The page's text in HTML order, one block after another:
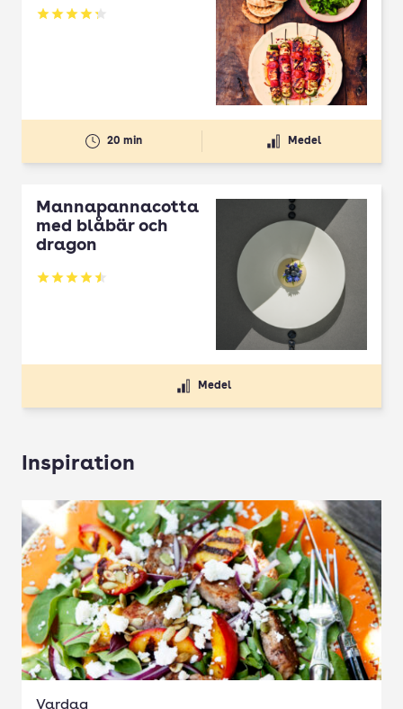
Betyg: 4.3 av 5
20 min Medel
Mannapannacotta
med blåbär och
dragon
Betyg: 4.5 av 5
Medel
Inspiration
Vardag